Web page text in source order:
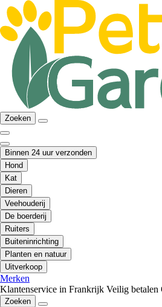
Zoeken
Binnen 24 uur verzonden
Hond
Kat
Dieren
Veehouderij
De boerderij
Ruiters
Buiteninrichting
Planten en natuur
Uitverkoop
Merken
Klantenservice in Frankrijk Veilig betalen
Zoeken